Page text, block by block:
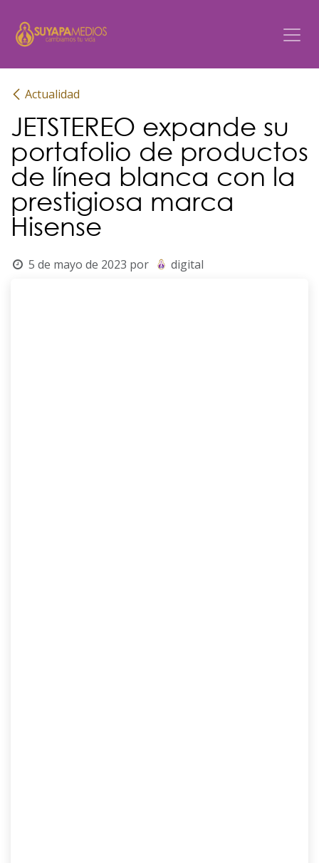
Actualidad
JETSTEREO expande su
portafolio de productos
de línea blanca con la
prestigiosa marca
Hisense
5 de mayo de 2023 por digital